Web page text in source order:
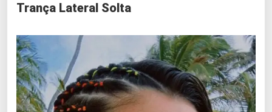
Trança Lateral Solta